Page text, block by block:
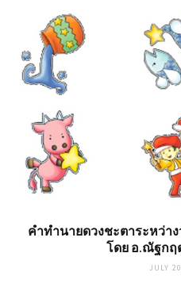
คำทำนายดวงชะตาระหว่าง
โดย อ.ณัฐกฤ
JULY